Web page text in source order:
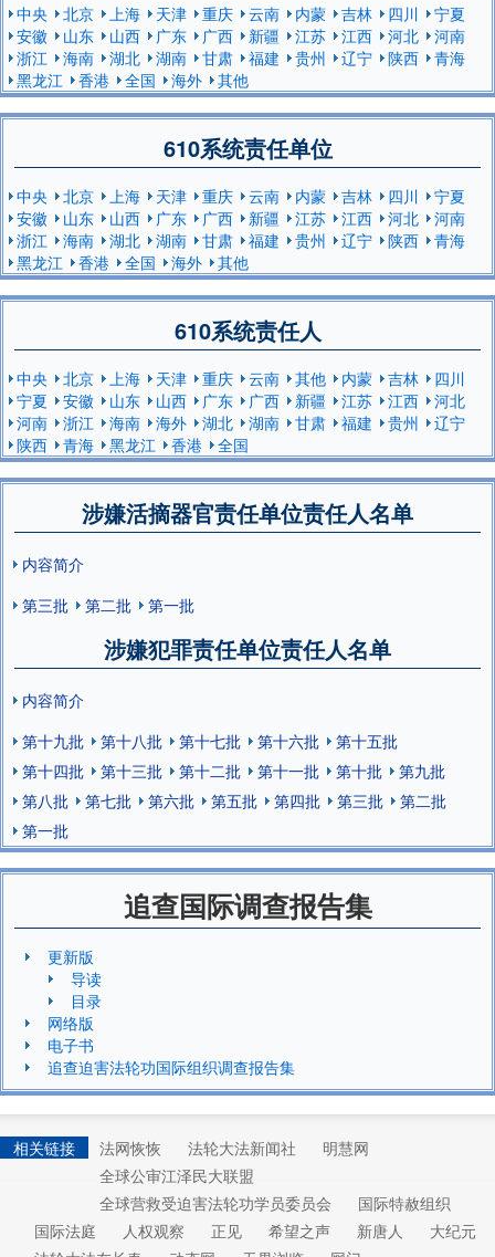
中央 北京 上海 天津 重庆 云南 内蒙 吉林 四川
宁夏
安徽
山东 山西 广东 广西 新疆 江苏 江西 河北
河南
浙江
海南 湖北 湖南 甘肃 福建 贵州 辽宁 陕西
青海
黑龙江
香港 全国 海外 其他
610系统责任单位
中央 北京 上海 天津 重庆 云南 内蒙 吉林 四川
宁夏
安徽
山东 山西 广东 广西 新疆 江苏 江西 河北
河南
浙江
海南 湖北 湖南 甘肃 福建 贵州 辽宁 陕西
青海
黑龙江
香港 全国 海外 其他
610系统责任人
中央 北京 上海 天津 重庆 云南 其他 内蒙 吉林
四川
宁夏
安徽 山东 山西 广东 广西 新疆 江苏 江西
河北
河南
浙江 海南 海外 湖北 湖南 甘肃 福建 贵州
辽宁
陕西
青海 黑龙江 香港 全国
涉嫌活摘器官责任单位责任人名单
内容简介
第三批
第二批 第一批
涉嫌犯罪责任单位责任人名单
内容简介
第十九批
第十八批 第十七批 第十六批
第十五批
第十四批
第十三批 第十二批 第十一批 第十批
第九批
第八批
第七批 第六批 第五批 第四批 第三批
第二批
第一批
追查国际调查报告集
更新版
导读
目录
网络版
电子书
追查迫害法轮功国际组织调查报告集
相关链接 法网恢恢 法轮大法新闻社
明慧网
全球公审江泽民大联盟
全球营救受迫害法轮功学员委员会
国际特赦组织
国际法庭
人权观察 正见 希望之声 新唐人
大纪元